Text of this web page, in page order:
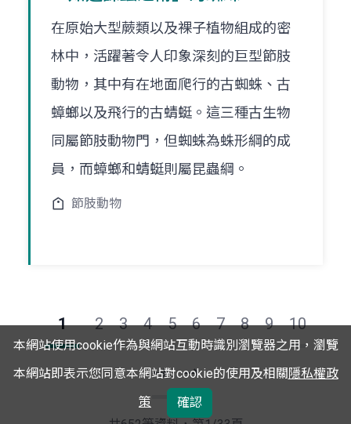
在原始大型蕨類以及裸子植物組成的密
林中，活躍著令人印象深刻的巨型節肢
動物，其中有在地面爬行的古蜘蛛、古
蟑螂以及飛行的古蜻蜓。這三種古生物
同屬節肢動物門，但蜘蛛為蛛形綱的成
員，而蟑螂和蜻蜓則屬昆蟲綱。
節肢動物
1 2 3 4 5 6 7 8 9 10
頁
最
後
一
本網站使用cookie作為與網站互動時識別瀏覽器之用，瀏覽
本網站即表示您同意本網站對cookie的使用及相關隱私權政
策
確認